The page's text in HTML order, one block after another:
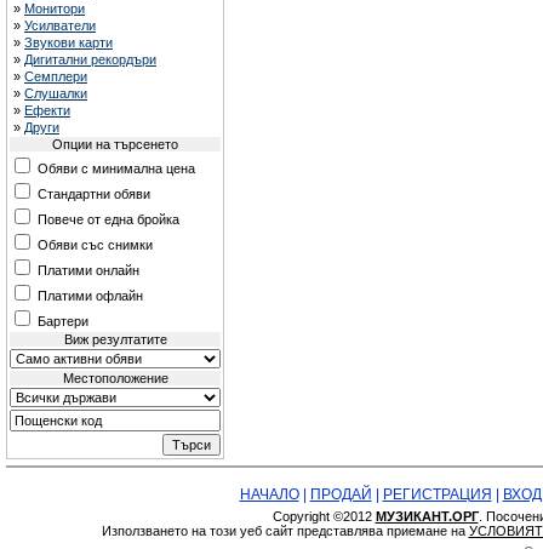
» Монитори
» Усилватели
» Звукови карти
» Дигитални рекордъри
» Семплери
» Слушалки
» Ефекти
» Други
Опции на търсенето
Обяви с минимална цена
Стандартни обяви
Повече от една бройка
Обяви със снимки
Платими онлайн
Платими офлайн
Бартери
Виж резултатите
Местоположение
НАЧАЛО| ПРОДАЙ РЕГИСТРАЦИЯ ВХОД
Copyright ©2012 МУЗИКАНТ.ОРГ.
Използването на този уеб сайт представлява приемане на